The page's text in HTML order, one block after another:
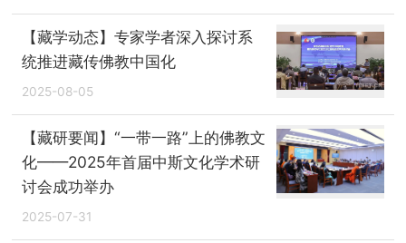
【藏学动态】专家学者深入探讨系
统推进藏传佛教中国化
2025-08-05
【藏研要闻】“一带一路”上的佛教文
化——2025年首届中斯文化学术研
讨会成功举办
2025-07-31